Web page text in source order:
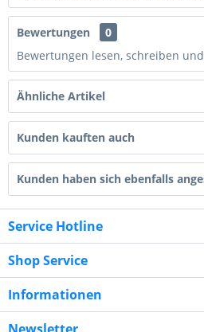
Bewertungen
0
Bewertungen lesen, schreiben
Ähnliche Artikel
Kunden kauften auch
Kunden haben sich ebenfalls
Service Hotline
Shop Service
Informationen